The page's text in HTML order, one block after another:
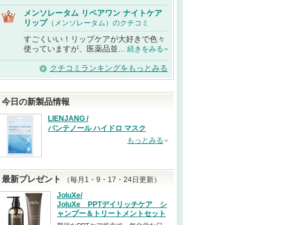
メンソレータム リペアワン ナイトケア
リップ（メンソレータム）のクチコミ
すごくいい！リップケアが大好きで色々
使っていますが、医薬品並... 続きをみる
クチコミランキングをもっとみる
今日の新製品情報
LIENJANG /
パンテノール ハイドロ マスク
もっとみる
最新プレゼント
（毎月1・9・17・24日更新）
JoluXe/
JoluXe PPTデイリッチケア シ
ャンプー＆トリートメントセット